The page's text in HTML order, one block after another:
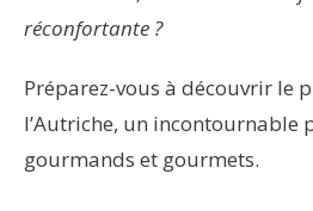
réconfortante ?
Préparez-vous à découvrir le
l’Autriche, un incontournable
gourmands et gourmets.